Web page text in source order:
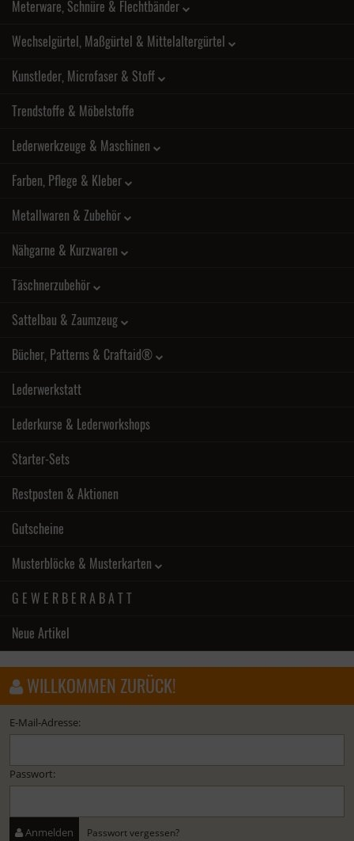
Meterware, Schnüre & Flechtbänder
Wechselgürtel, Maßgürtel & Mittelaltergürtel
Kunstleder, Microfaser & Stoff
Trendstoffe & Möbelstoffe
Lederwerkzeuge & Maschinen
Farben, Pflege & Kleber
Metallwaren & Zubehör
Nähgarne & Kurzwaren
Täschnerzubehör
Sattelbau & Zaumzeug
Bücher, Patterns & Craftaid®
Lederwerkstatt
Lederkurse & Lederworkshops
Starter-Sets
Restposten & Aktionen
Gutscheine
Musterblöcke & Musterkarten
G E W E R B E R A B A T T
Neue Artikel
WILLKOMMEN ZURÜCK!
E-Mail-Adresse:
Passwort:
Anmelden Passwort vergessen?